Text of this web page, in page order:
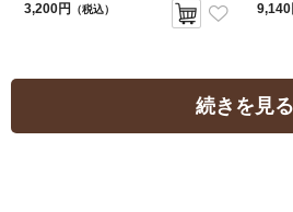
3,200円 （税込）
9,140
続きを見る